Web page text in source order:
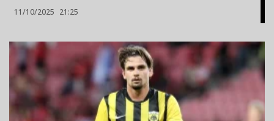
11/10/2025 21:25